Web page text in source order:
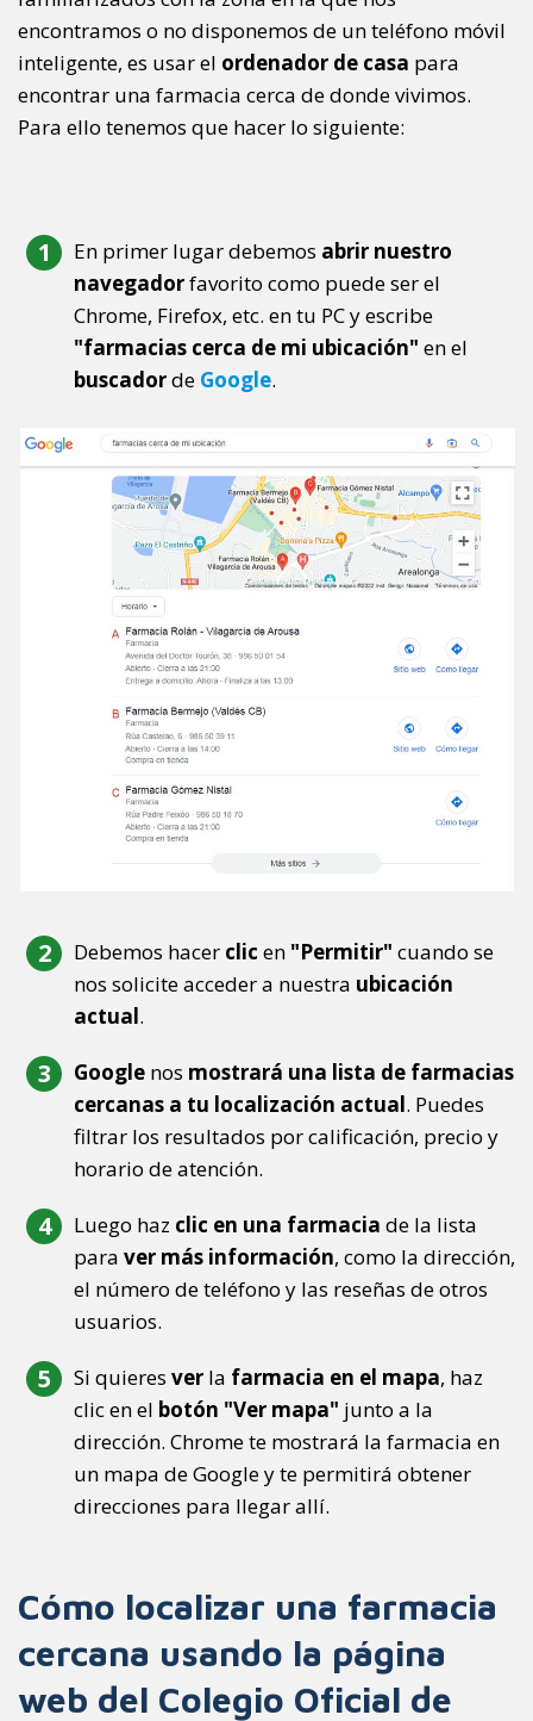
encontramos o no disponemos de un teléfono móvil
inteligente, es usar el ordenador de casa para
encontrar una farmacia cerca de donde vivimos.
Para ello tenemos que hacer lo siguiente:
En primer lugar debemos abrir nuestro
navegadorfavorito como puede ser el
Chrome, Firefox, etc. en tu PC y escribe
"farmacias cerca de mi ubicación" en el
buscadorde Google.
Debemos hacer clic en "Permitir" cuando se
nos solicite acceder a nuestra ubicación
actual.
Google nos mostrará una lista de farmacias
cercanas a tu localización actual. Puedes
filtrar los resultados por calificación, precio y
horario de atención.
Luego haz clic en una farmacia de la lista
para ver más información, como la dirección,
el número de teléfono y las reseñas de otros
usuarios.
Si quieres ver la farmacia en el mapa, haz
clic en el botón "Ver mapa" junto a la
dirección. Chrome te mostrará la farmacia en
un mapa de Google y te permitirá obtener
direcciones para llegar allí.
Cómo localizar una farmacia
cercana usando la página
web del Colegio Oficial de